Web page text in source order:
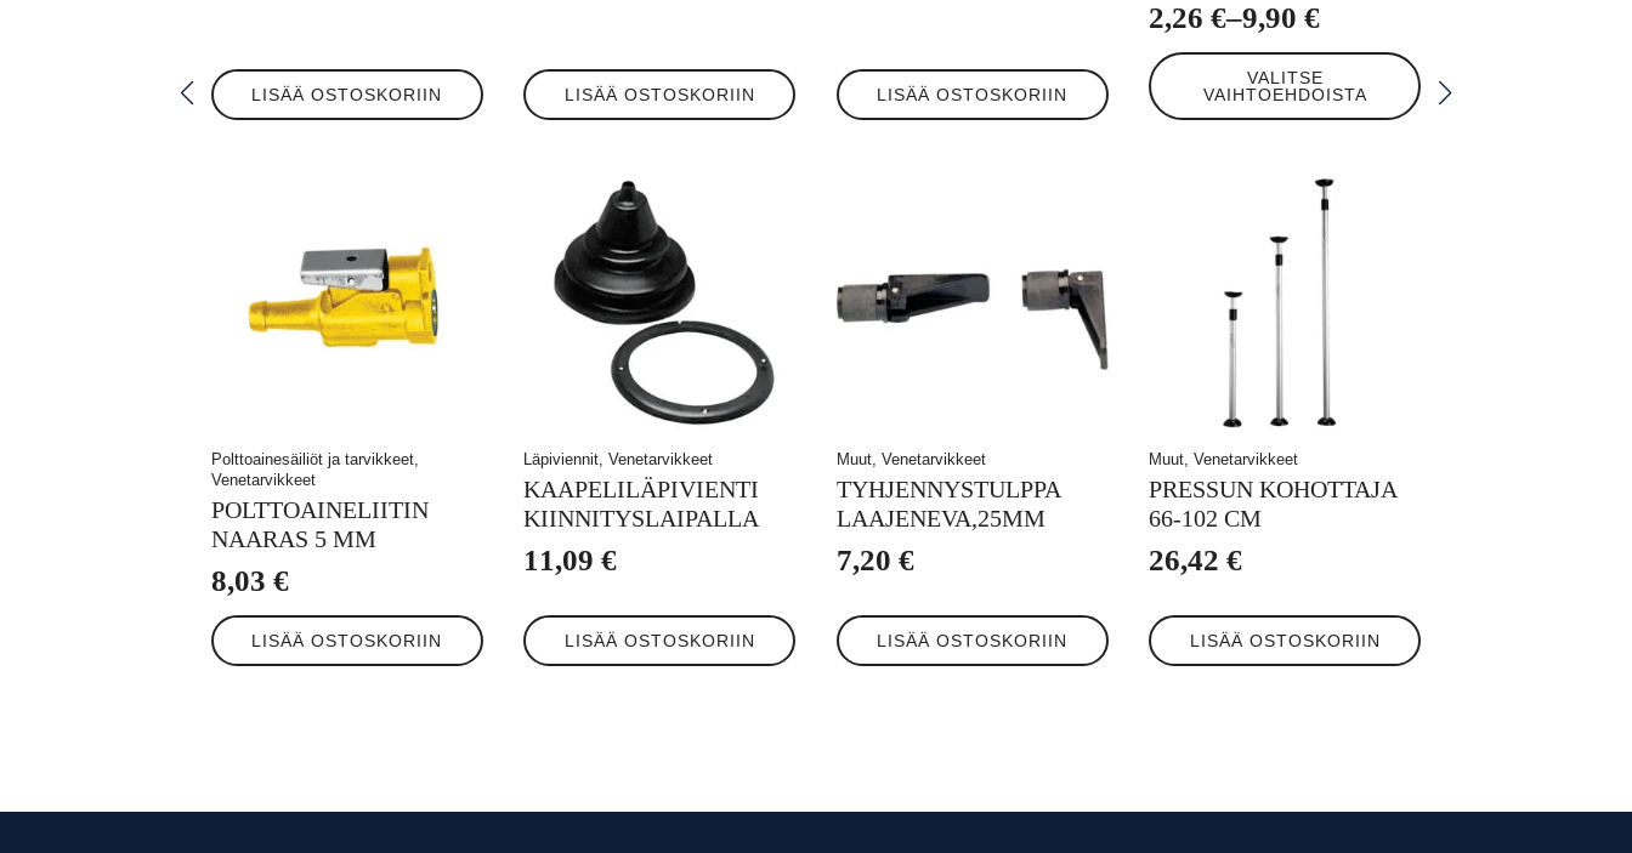
LISÄÄ OSTOSKORIIN LISÄÄ OSTOSKORIIN LISÄÄ OSTOSKORIIN
2,26€–9,90€
Hintaluokka:
2,26 €
-
VALITSE
VAIHTOEHDOISTA
Tällä
tuotteella
on
Polttoainesäiliöt ja tarvikkeet,
Venetarvikkeet
POLTTOAINELIITIN
NAARAS 5 MM
8,03 €
LISÄÄ OSTOSKORIIN
Läpiviennit, Venetarvikkeet
KAAPELILÄPIVIENTI
KIINNITYSLAIPALLA
11,09€
LISÄÄ OSTOSKORIIN
Muut, Venetarvikkeet
TYHJENNYSTULPPA
LAAJENEVA,25MM
7,20 €
LISÄÄ OSTOSKORIIN
Muut, Venetarvikkeet
PRESSUN KOHOTTAJA
66-102 CM
26,42€
LISÄÄ OSTOSKORIIN